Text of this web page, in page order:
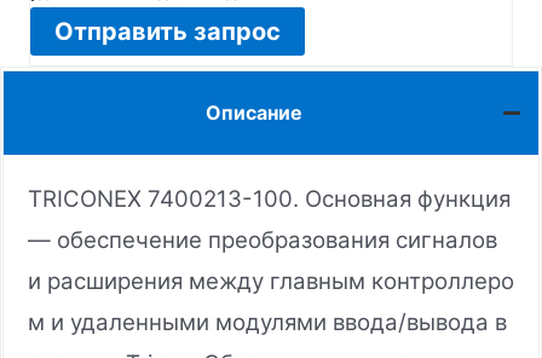
Отправить запрос
Описание
TRICONEX 7400213-100. Основная функция
— обеспечение преобразования сигналов
и расширения между главным контроллеро
м и удаленными модулями ввода/вывода в